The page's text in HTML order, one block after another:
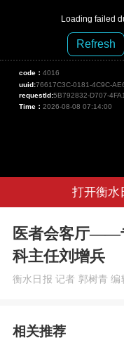
Loading failed
Refresh
code：4016
uuid:76617C3C-0181-4C9C-
requestId:5B792832-D707-
Time：2026-08-08 07:14:00
打开衡水
医者会客厅——
科主任刘增兵
衡水日报 记者 郭树青 编
相关推荐